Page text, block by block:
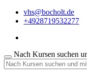
vhs@bocholt.de
+4928719532277
Nach Kursen suchen